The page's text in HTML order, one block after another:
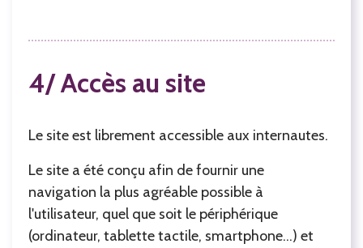
4/ Accès au site
Le site est librement accessible aux internautes.
Le site a été conçu afin de fournir une
navigation la plus agréable possible à
l'utilisateur, quel que soit le périphérique
(ordinateur, tablette tactile, smartphone...) et